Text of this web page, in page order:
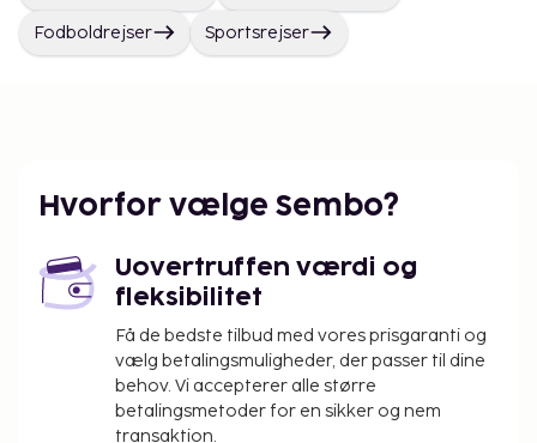
Fodboldrejser Sportsrejser
Hvorfor vælge Sembo?
Uovertruffen værdi og
fleksibilitet
Få de bedste tilbud med vores prisgaranti og
vælg betalingsmuligheder, der passer til dine
behov. Vi accepterer alle større
betalingsmetoder for en sikker og nem
transaktion.